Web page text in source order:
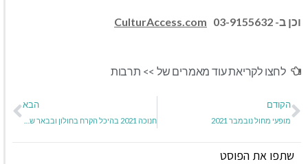
וכן ב- CulturAccess.com 03-9155632
לחצו לקריאת עוד מאמרים של >> תרבות
הקודם
מופעי מחול נובמבר 2021
הבא
שתפו את הפוסט